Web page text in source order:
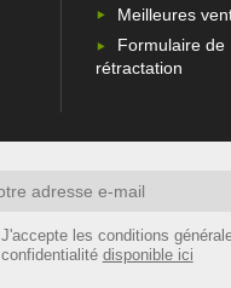
Meilleures
Formulaire de
rétractation
J'accepte les conditions
confidentialité disponible ici